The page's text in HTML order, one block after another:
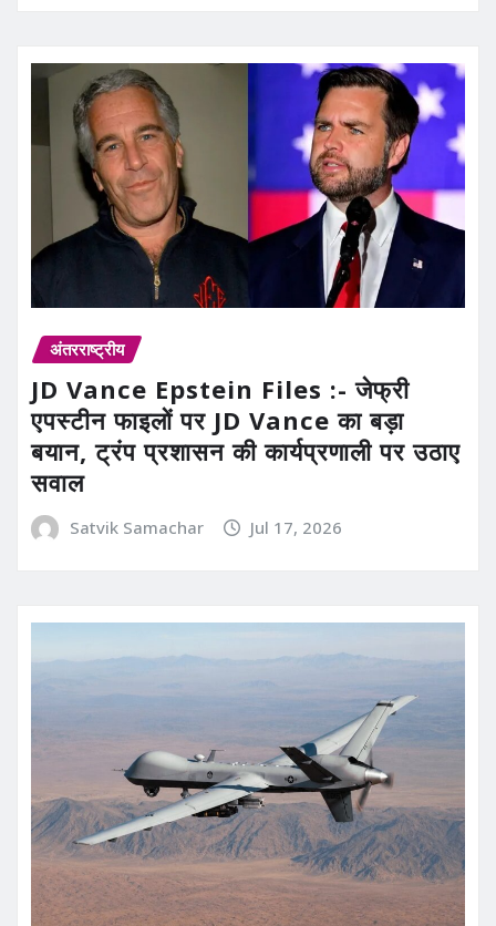
अंतरराष्ट्रीय
JD Vance Epstein Files :- जेफ्री
एपस्टीन फाइलों पर JD Vance का बड़ा
बयान, ट्रंप प्रशासन की कार्यप्रणाली पर उठाए
सवाल
Satvik Samachar Jul 17, 2026